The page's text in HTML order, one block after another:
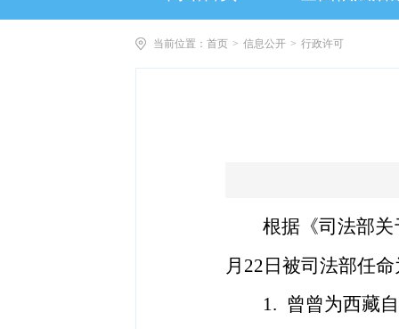
当前位置： 首页 > 信息公开 > 行政许可
根据《司法部
月22日被司法部任
1. 曾曾为西藏